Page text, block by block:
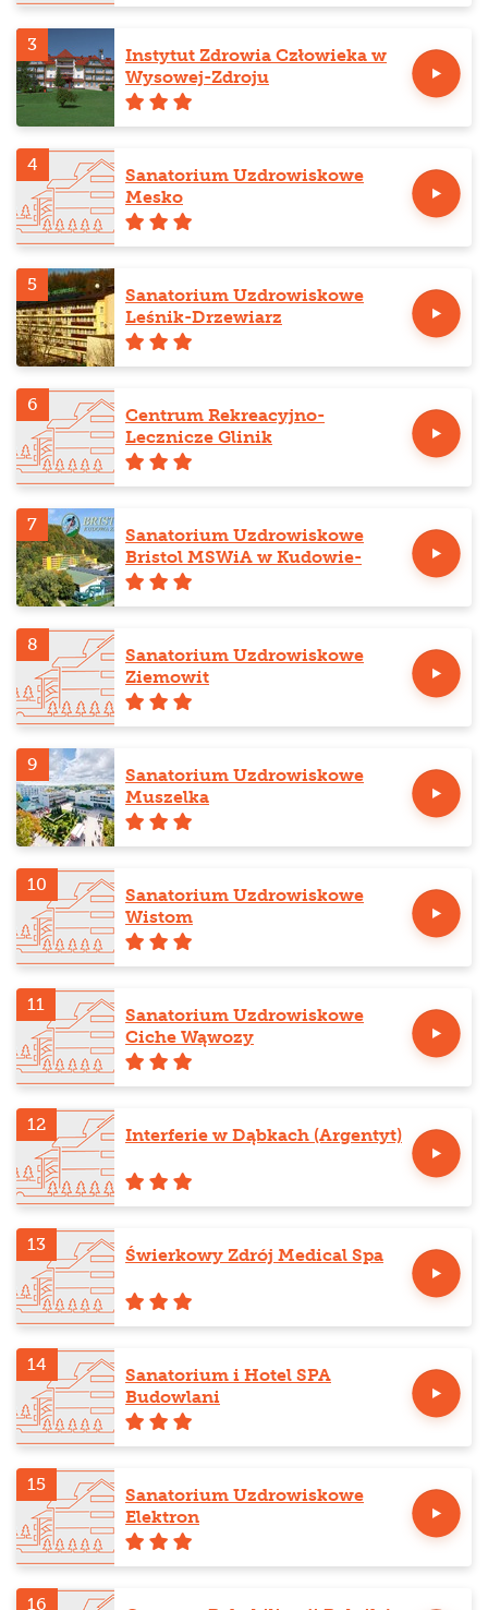
3
Instytut Zdrowia Człowieka w
Wysowej-Zdroju
4
Sanatorium Uzdrowiskowe
Mesko
5
Sanatorium Uzdrowiskowe
Leśnik-Drzewiarz
6
Centrum Rekreacyjno-
Lecznicze Glinik
7
Sanatorium Uzdrowiskowe
Bristol MSWiA w Kudowie-
Zdroju
8
Sanatorium Uzdrowiskowe
Ziemowit
9
Sanatorium Uzdrowiskowe
Muszelka
10
Sanatorium Uzdrowiskowe
Wistom
11
Sanatorium Uzdrowiskowe
Ciche Wąwozy
12
Interferie w Dąbkach (Argentyt)
13
Świerkowy Zdrój Medical Spa
14
Sanatorium i Hotel SPA
Budowlani
15
Sanatorium Uzdrowiskowe
Elektron
16